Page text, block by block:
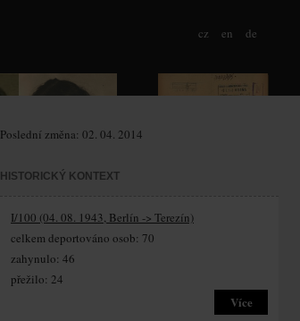
cz en de
Poslední změna: 02. 04. 2014
HISTORICKÝ KONTEXT
I/100 (04. 08. 1943, Berlín -> Terezín)
celkem deportováno osob: 70
zahynulo: 46
přežilo: 24
Více